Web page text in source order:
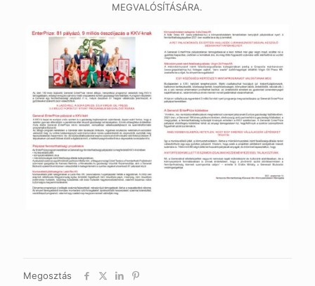
MEGVALÓSÍTÁSÁRA.
Megosztás